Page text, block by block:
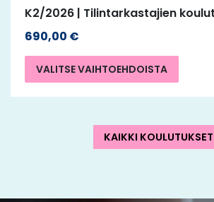
K2/2026 | Tilintarkastajien
690,00 €
VALITSE VAIHTOEHDOISTA
KAIKKI KOULUTUKSET